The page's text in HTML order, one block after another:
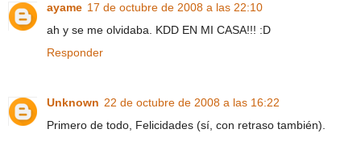
ayame 17 de octubre de 2008 a las 22:10
ah y se me olvidaba. KDD EN MI CASA!!! :D
Responder
Unknown 22 de octubre de 2008 a las 16:22
Primero de todo, Felicidades (sí, con retraso también).